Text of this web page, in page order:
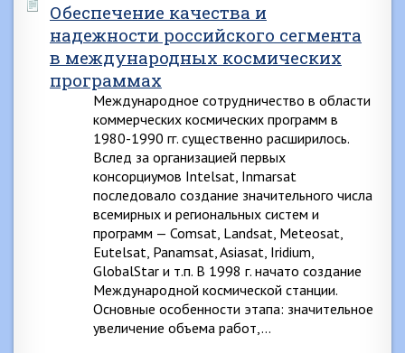
Обеспечение качества и
надежности российского сегмента
в международных космических
программах
Международное сотрудничество в области
коммерческих космических программ в
1980-1990 гг. существенно расширилось.
Вслед за организацией первых
консорциумов Intelsat, Inmarsat
последовало создание значительного числа
всемирных и региональных систем и
программ — Comsat, Landsat, Meteosat,
Eutelsat, Panamsat, Asiasat, Iridium,
GlobalStar и т.п. В 1998 г. начато создание
Международной космической станции.
Основные особенности этапа: значительное
увеличение объема работ,…